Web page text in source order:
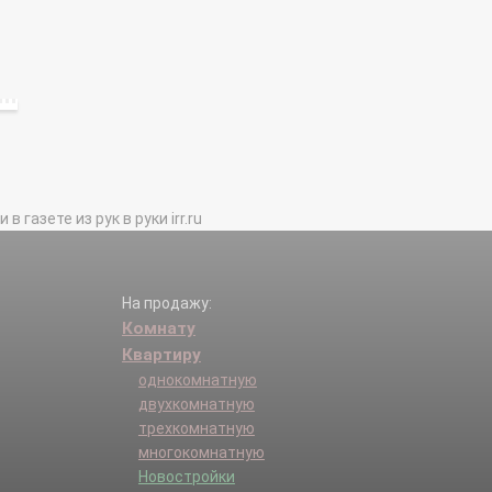
газете из рук в руки irr.ru
На продажу:
Комнату
Квартиру
однокомнатную
двухкомнатную
трехкомнатную
многокомнатную
Новостройки